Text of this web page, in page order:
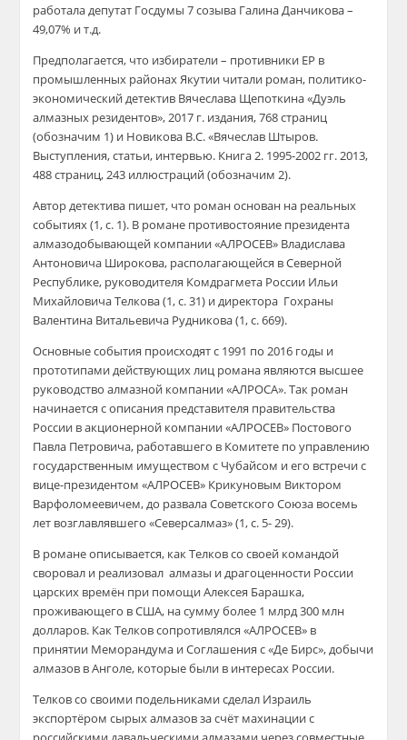
работала депутат Госдумы 7 созыва Галина Данчикова –
49,07% и т.д.
Предполагается, что избиратели – противники ЕР в
промышленных районах Якутии читали роман, политико-
экономический детектив Вячеслава Щепоткина «Дуэль
алмазных резидентов», 2017 г. издания, 768 страниц
(обозначим 1) и Новикова В.С. «Вячеслав Штыров.
Выступления, статьи, интервью. Книга 2. 1995-2002 гг. 2013,
488 страниц, 243 иллюстраций (обозначим 2).
Автор детектива пишет, что роман основан на реальных
событиях (1, с. 1). В романе противостояние президента
алмазодобывающей компании «АЛРОСЕВ» Владислава
Антоновича Широкова, располагающейся в Северной
Республике, руководителя Комдрагмета России Ильи
Михайловича Телкова (1, с. 31) и директора Гохраны
Валентина Витальевича Рудникова (1, с. 669).
Основные события происходят с 1991 по 2016 годы и
прототипами действующих лиц романа являются высшее
руководство алмазной компании «АЛРОСА». Так роман
начинается с описания представителя правительства
России в акционерной компании «АЛРОСЕВ» Постового
Павла Петровича, работавшего в Комитете по управлению
государственным имуществом с Чубайсом и его встречи с
вице-президентом «АЛРОСЕВ» Крикуновым Виктором
Варфоломеевичем, до развала Советского Союза восемь
лет возглавлявшего «Северсалмаз» (1, с. 5- 29).
В романе описывается, как Телков со своей командой
своровал и реализовал алмазы и драгоценности России
царских времён при помощи Алексея Барашка,
проживающего в США, на сумму более 1 млрд 300 млн
долларов. Как Телков сопротивлялся «АЛРОСЕВ» в
принятии Меморандума и Соглашения с «Де Бирс», добычи
алмазов в Анголе, которые были в интересах России.
Телков со своими подельниками сделал Израиль
экспортёром сырых алмазов за счёт махинации с